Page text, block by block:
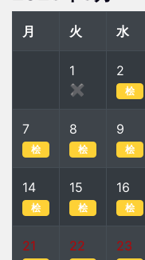
月 火 水
1
✖
2
桧
7
桧
8
桧
9
桧
14
桧
15
桧
16
桧
21 22 23